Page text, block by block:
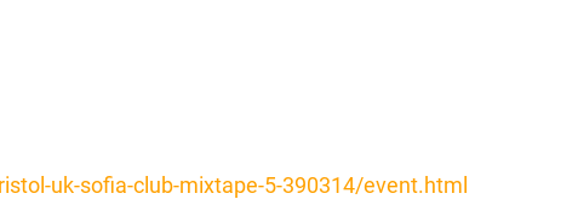
uk-sofia-club-mixtape-5-390314/event.html